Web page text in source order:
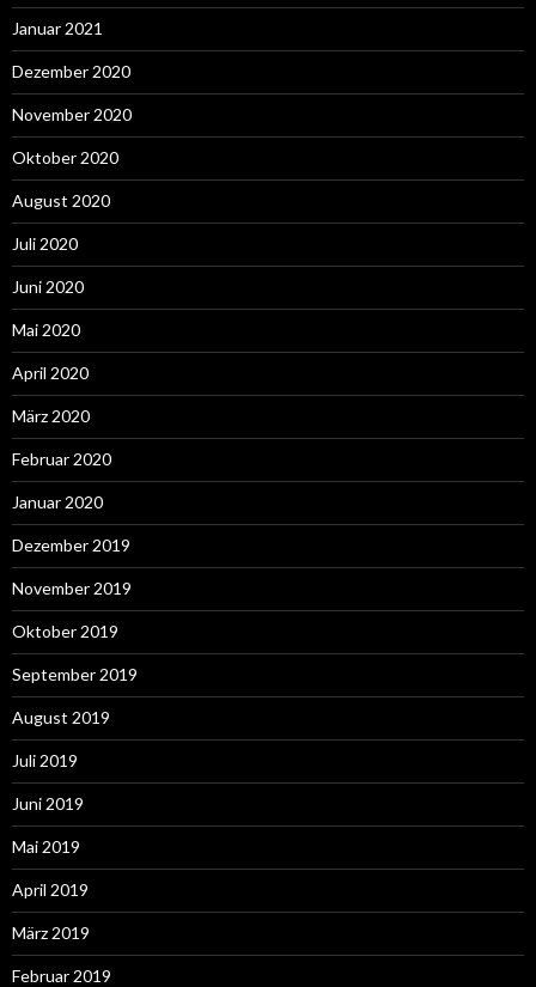
Januar 2021
Dezember 2020
November 2020
Oktober 2020
August 2020
Juli 2020
Juni 2020
Mai 2020
April 2020
März 2020
Februar 2020
Januar 2020
Dezember 2019
November 2019
Oktober 2019
September 2019
August 2019
Juli 2019
Juni 2019
Mai 2019
April 2019
März 2019
Februar 2019